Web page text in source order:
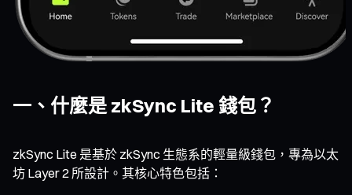
一、什麼是 zkSync Lite 錢包？
zkSync Lite 是基於 zkSync 生態系的輕量級錢包，專為以太
坊 Layer 2 所設計。其核心特色包括：